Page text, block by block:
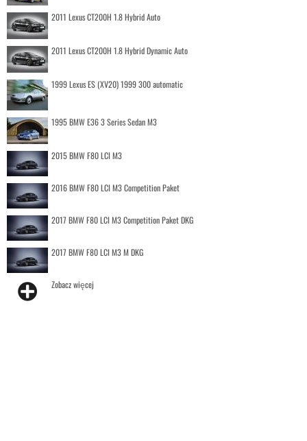
2011 Lexus CT200H 1.8 Hybrid Auto
2011 Lexus CT200H 1.8 Hybrid Dynamic Auto
1999 Lexus ES (XV20) 1999 300 automatic
1995 BMW E36 3 Series Sedan M3
2015 BMW F80 LCI M3
2016 BMW F80 LCI M3 Competition Paket
2017 BMW F80 LCI M3 Competition Paket DKG
2017 BMW F80 LCI M3 M DKG
Zobacz więcej